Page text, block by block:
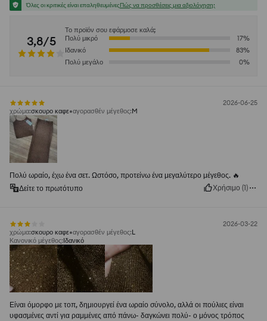
Όλες οι κριτικές είναι επαληθευμένεςΠώς να προσθέσεις μια αξιολόγηση;
3,8/5
Το προϊόν σου εφάρμοσε καλά;
Πολύ μικρό
17%
Ιδανικό
83%
Πολύ μεγάλο
0%
2026-06-25
χρώμα:σκουρο καφε αγορασθέν μέγεθος:M
Πολύ ωραίο, έχω ένα σετ. Ωστόσο, προτείνω ένα μεγαλύτερο μέγεθος. 🔥
Δείτε το πρωτότυπο
Χρήσιμο (1)
2026-03-22
χρώμα:σκουρο καφε αγορασθέν μέγεθος:L
Κανονικό μέγεθος:Ιδανικό
Είναι όμορφο με τοπ, δημιουργεί ένα ωραίο σύνολο, αλλά οι πούλιες είναι
υφασμένες αντί για ραμμένες από πάνω- δαγκώνει πολύ- ο μόνος τρόπος